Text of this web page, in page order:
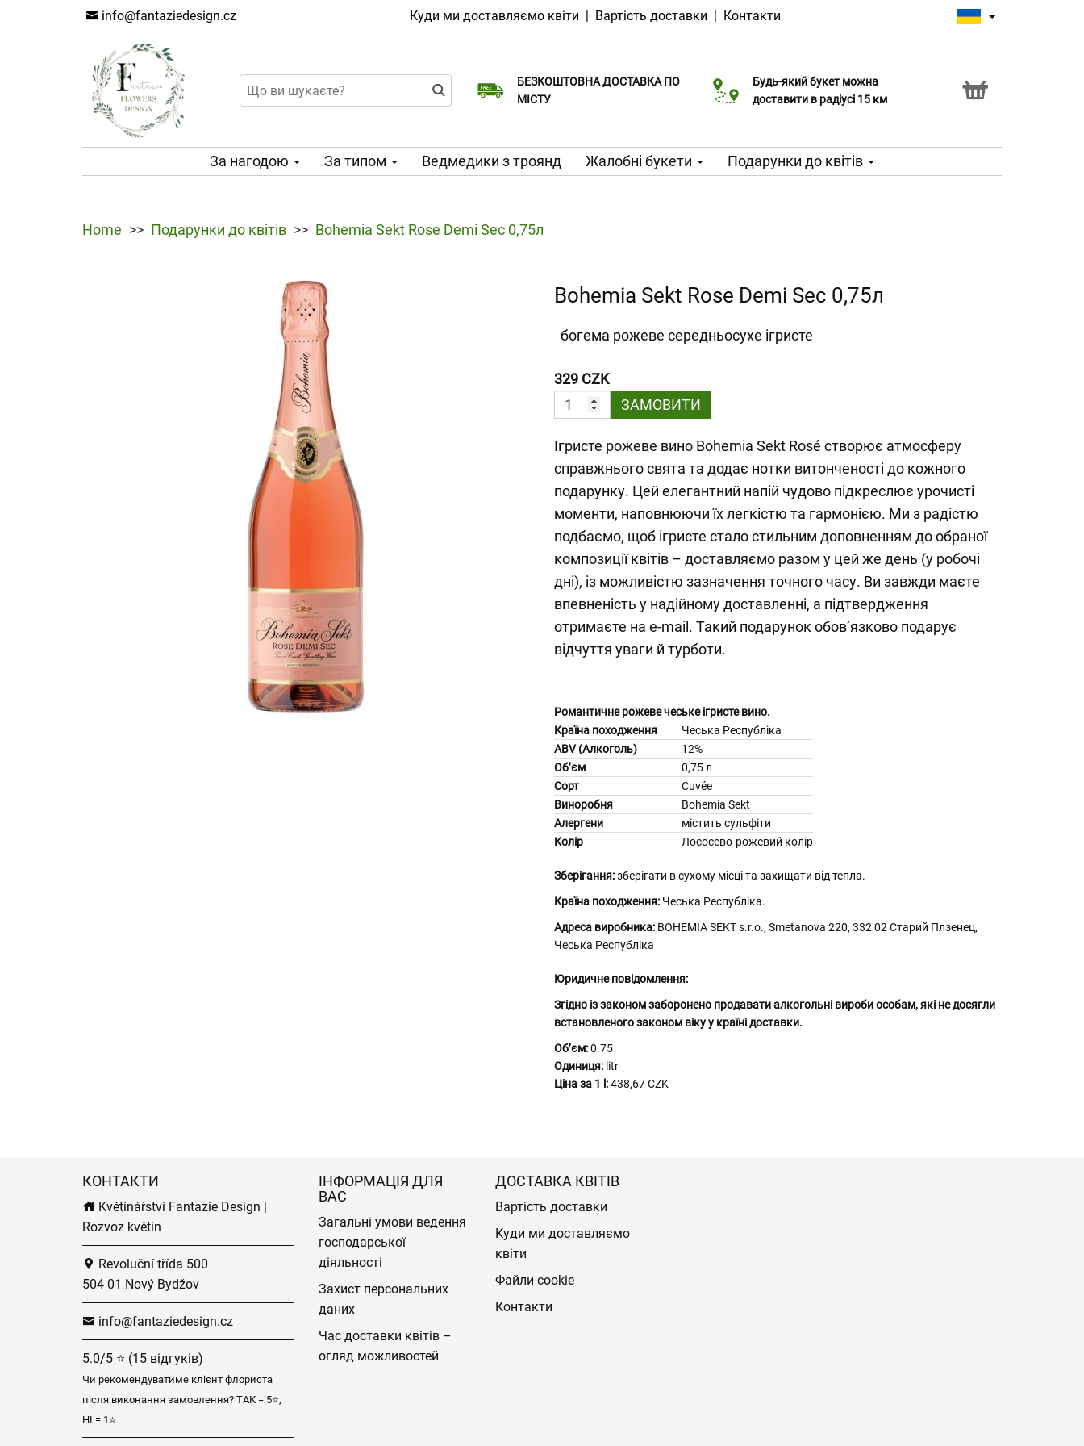
info@fantaziedesign.cz Куди ми доставляємо квіти | Вартість доставки | Контакти
БЕЗКОШТОВНА ДОСТАВКА ПО
МІСТУ
Доставка в той же день доступна
Виберіть дату доставки
Будь-який букет можна
доставити в радіусі 15 км
Послуга Click & Collect
За нагодою За типом Ведмедики з троянд Жалобні букети Подарунки до квітів
Home Подарунки до квітів Bohemia Sekt Rose Demi Sec 0,75л
Bohemia Sekt Rose Demi Sec 0,75л
богема рожеве середньосухе ігристе
329 CZK
ЗАМОВИТИ
Ігристе рожеве вино Bohemia Sekt Rosé створює атмосферу
справжнього свята та додає нотки витонченості до кожного
подарунку. Цей елегантний напій чудово підкреслює урочисті
моменти, наповнюючи їх легкістю та гармонією. Ми з радістю
подбаємо, щоб ігристе стало стильним доповненням до обраної
композиції квітів – доставляємо разом у цей же день (у робочі
дні), із можливістю зазначення точного часу. Ви завжди маєте
впевненість у надійному доставленні, а підтвердження
отримаєте на e-mail. Такий подарунок обов’язково подарує
відчуття уваги й турботи.
Романтичне рожеве чеське ігристе вино.
Країна походження Чеська Республіка
ABV (Алкоголь)
12%
Об’єм
0,75 л
Сорт
Cuvée
Виноробня
Bohemia Sekt
Алергени
містить сульфіти
Колір
Лососево-рожевий колір
Зберігання:зберігати в сухому місці та захищати від тепла.
Країна походження: Чеська Республіка.
Адреса виробника: BOHEMIA SEKT s.r.o., Smetanova 220, 332 02 Старий Плзенец,
Чеська Республіка
Юридичне повідомлення:
Згідно із законом заборонено продавати алкогольні вироби особам, які не досягли
встановленого законом віку у країні доставки.
Обʼєм:0.75
Одиниця: litr
Ціна за 1 l:438,67 CZK
КОНТАКТИ
Květinářství Fantazie Design |
Rozvoz květin
Revoluční třída 500
504 01 Nový Bydžov
info@fantaziedesign.cz
5.0/5 ⭐ (15 відгуків)
Чи рекомендуватиме клієнт флориста
після виконання замовлення? ТАК = 5⭐,
НІ = 1⭐
ІНФОРМАЦІЯ ДЛЯ
ВАС
Загальні умови ведення
господарської
діяльності
Захист персональних
даних
Час доставки квітів –
огляд можливостей
ДОСТАВКА КВІТІВ
Вартість доставки
Куди ми доставляємо
квіти
Файли cookie
Контакти